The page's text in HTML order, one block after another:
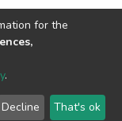
for the
.
Decline That's ok